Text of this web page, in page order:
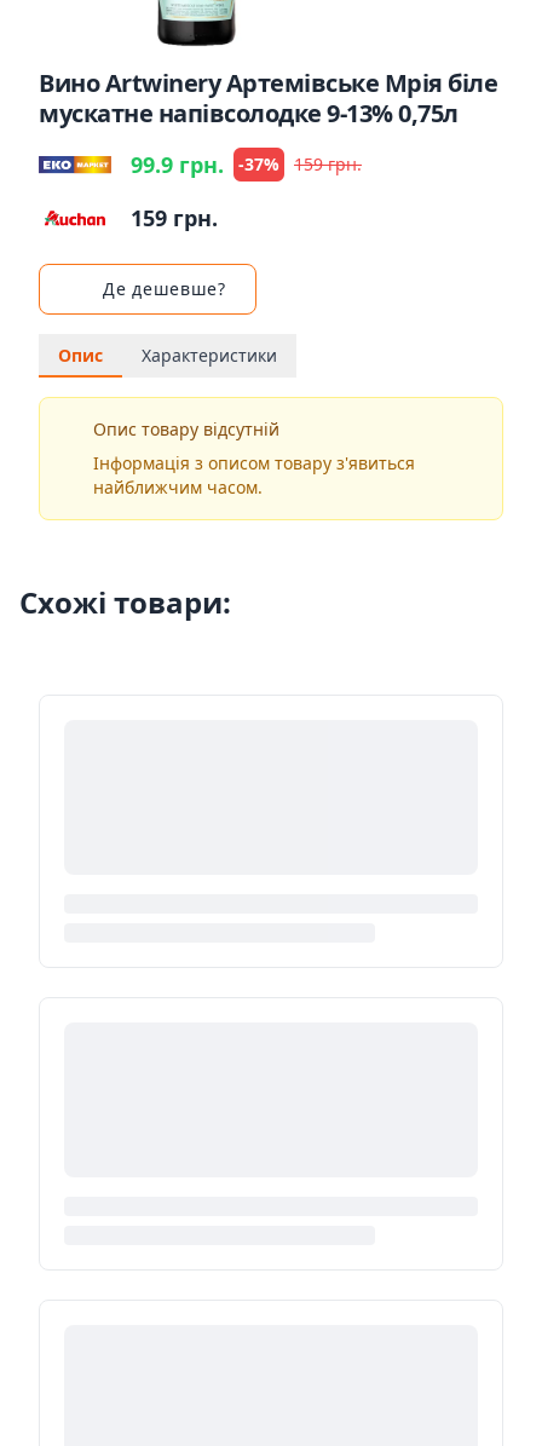
Вино Artwinery Артемівське Мрія біле
мускатне напівсолодке 9-13% 0,75л
99.9 грн. -37% 159 грн.
159 грн.
Де дешевше?
Опис Характеристики
Опис товару відсутній
Інформація з описом товару з'явиться
найближчим часом.
Схожі товари: